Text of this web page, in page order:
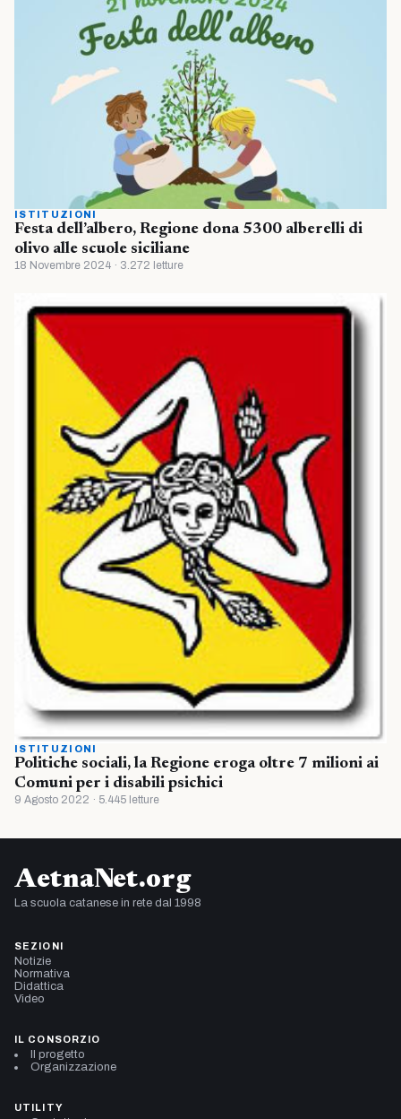
ISTITUZIONI
Festa dell’albero, Regione dona 5300 alberelli di
olivo alle scuole siciliane
18 Novembre 2024 · 3.272 letture
ISTITUZIONI
Politiche sociali, la Regione eroga oltre 7 milioni ai
Comuni per i disabili psichici
9 Agosto 2022 · 5.445 letture
AetnaNet.org
La scuola catanese in rete dal 1998
SEZIONI
Notizie
Normativa
Didattica
Video
IL CONSORZIO
Il progetto
Organizzazione
UTILITY